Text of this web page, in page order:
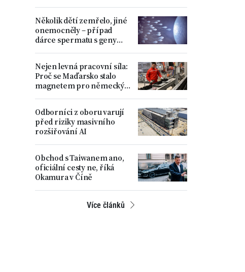
ministr
Několik dětí zemřelo, jiné
onemocněly – případ
dárce spermatu s geny
Nejen levná pracovní síla:
Proč se Maďarsko stalo
magnetem pro německý
Odborníci z oboru varují
před riziky masivního
rozšiřování AI
Obchod s Taiwanem ano,
oficiální cesty ne, říká
Okamura v Číně
Více článků